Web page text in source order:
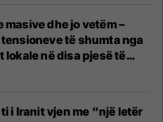
masive dhe jo vetëm –
të shumta nga
lokale në disa pjesë të
i Iranit vjen me “një letër